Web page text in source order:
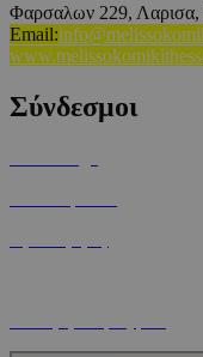
Φαρσαλων 229, Λαρισα,
Email:
Σύνδεσμοι